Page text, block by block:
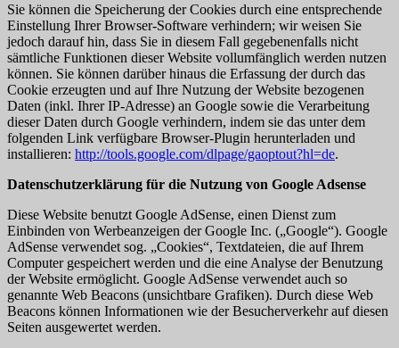
Sie können die Speicherung der Cookies durch eine entsprechende
Einstellung Ihrer Browser-Software verhindern; wir weisen Sie
jedoch darauf hin, dass Sie in diesem Fall gegebenenfalls nicht
sämtliche Funktionen dieser Website vollumfänglich werden nutzen
können. Sie können darüber hinaus die Erfassung der durch das
Cookie erzeugten und auf Ihre Nutzung der Website bezogenen
Daten (inkl. Ihrer IP-Adresse) an Google sowie die Verarbeitung
dieser Daten durch Google verhindern, indem sie das unter dem
folgenden Link verfügbare Browser-Plugin herunterladen und
installieren: http://tools.google.com/dlpage/gaoptout?hl=de.
Datenschutzerklärung für die Nutzung von Google Adsense
Diese Website benutzt Google AdSense, einen Dienst zum
Einbinden von Werbeanzeigen der Google Inc. („Google“). Google
AdSense verwendet sog. „Cookies“, Textdateien, die auf Ihrem
Computer gespeichert werden und die eine Analyse der Benutzung
der Website ermöglicht. Google AdSense verwendet auch so
genannte Web Beacons (unsichtbare Grafiken). Durch diese Web
Beacons können Informationen wie der Besucherverkehr auf diesen
Seiten ausgewertet werden.